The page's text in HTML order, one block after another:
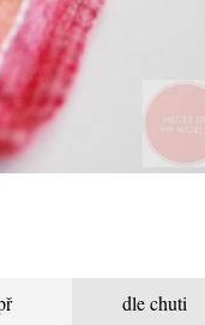
dle chuti